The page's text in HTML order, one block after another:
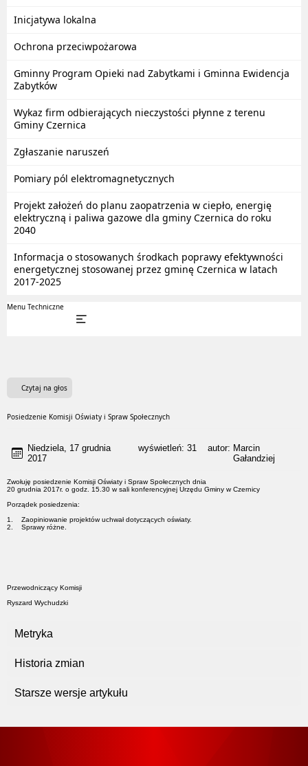
Inicjatywa lokalna
Ochrona przeciwpożarowa
Gminny Program Opieki nad Zabytkami i Gminna Ewidencja
Zabytków
Wykaz firm odbierających nieczystości płynne z terenu
Gminy Czernica
Zgłaszanie naruszeń
Pomiary pól elektromagnetycznych
Projekt założeń do planu zaopatrzenia w ciepło, energię
elektryczną i paliwa gazowe dla gminy Czernica do roku
2040
Informacja o stosowanych środkach poprawy efektywności
energetycznej stosowanej przez gminę Czernica w latach
2017-2025
Menu Techniczne
Czytaj na głos
Posiedzenie Komisji Oświaty i Spraw Społecznych
Niedziela, 17 grudnia
2017
wyświetleń:31 autor: Marcin
Gałandziej
Zwołuję posiedzenie Komisji Oświaty i Spraw Społecznych dnia
20 grudnia 2017r. o godz. 15.30 w sali konferencyjnej Urzędu Gminy w Czernicy
Porządek posiedzenia:
1. Zaopiniowanie projektów uchwał dotyczących oświaty.
2. Sprawy różne.
Przewodniczący Komisji
Ryszard Wychudzki
Metryka
Historia zmian
Starsze wersje artykułu